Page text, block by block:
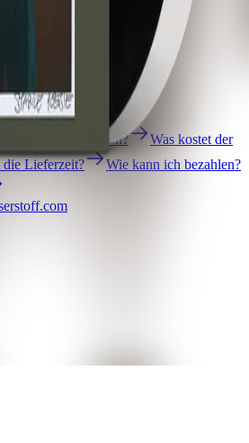
herunterladen?
Was kostet der
die Lieferzeit?
Wie kann ich bezahlen?